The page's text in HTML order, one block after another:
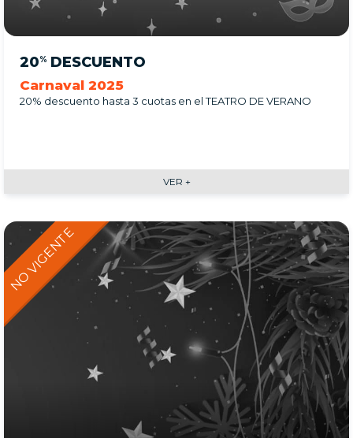
20% DESCUENTO
Carnaval 2025
20% descuento hasta 3 cuotas en el TEATRO DE VERANO
VER +